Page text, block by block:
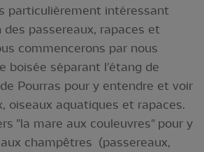
particulièrement intéressant
passereaux, rapaces et
commencerons par nous
boisée séparant l'étang de
Pourras pour y entendre et voir
oiseaux aquatiques et rapaces.
"la mare aux couleuvres" pour y
champêtres (passereaux,